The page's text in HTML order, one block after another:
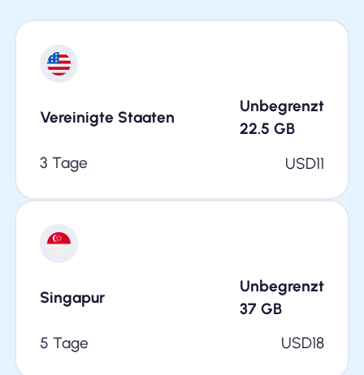
Vereinigte Staaten
Unbegrenzt
22.5 GB
3 Tage
USD11
Singapur
Unbegrenzt
37 GB
5 Tage
USD18